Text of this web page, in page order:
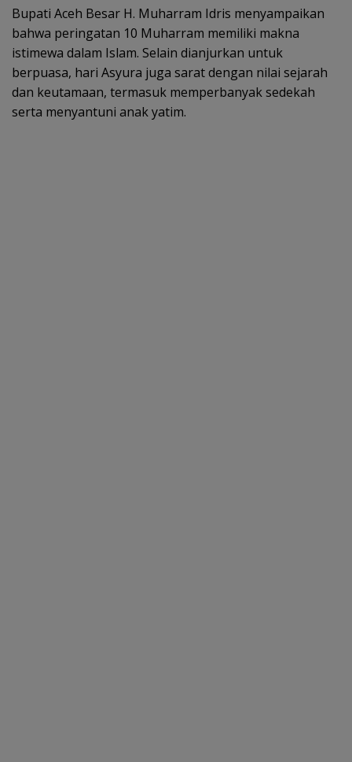
Bupati Aceh Besar H. Muharram Idris menyampaikan
bahwa peringatan 10 Muharram memiliki makna
istimewa dalam Islam. Selain dianjurkan untuk
berpuasa, hari Asyura juga sarat dengan nilai sejarah
dan keutamaan, termasuk memperbanyak sedekah
serta menyantuni anak yatim.